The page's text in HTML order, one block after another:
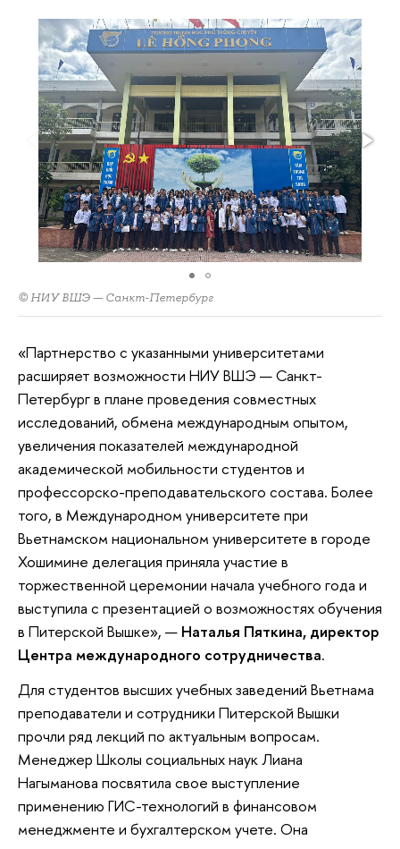
© НИУ ВШЭ — Санкт-Петербург
«Партнерство с указанными университетами
расширяет возможности НИУ ВШЭ — Санкт-
Петербург в плане проведения совместных
исследований, обмена международным опытом,
увеличения показателей международной
академической мобильности студентов и
профессорско-преподавательского состава. Более
того, в Международном университете при
Вьетнамском национальном университете в городе
Хошимине делегация приняла участие в
торжественной церемонии начала учебного года и
выступила с презентацией о возможностях обучения
в Питерской Вышке», — Наталья Пяткина, директор
Центра международного сотрудничества.
Для студентов высших учебных заведений Вьетнама
преподаватели и сотрудники Питерской Вышки
прочли ряд лекций по актуальным вопросам.
Менеджер Школы социальных наук Лиана
Нагыманова посвятила свое выступление
применению ГИС-технологий в финансовом
менеджменте и бухгалтерском учете. Она